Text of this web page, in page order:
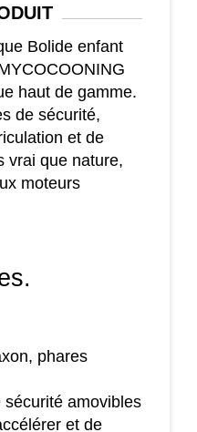
Bolide enfant
haut de gamme.
de sécurité,
et de
vrai que nature,
moteurs
phares
amovibles
et de